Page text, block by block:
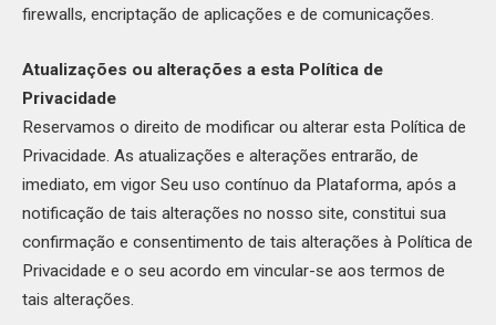
firewalls, encriptação de aplicações e de comunicações.
Atualizações ou alterações a esta Política de
Privacidade
Reservamos o direito de modificar ou alterar esta Política de
Privacidade. As atualizações e alterações entrarão, de
imediato, em vigor Seu uso contínuo da Plataforma, após a
notificação de tais alterações no nosso site, constitui sua
confirmação e consentimento de tais alterações à Política de
Privacidade e o seu acordo em vincular-se aos termos de
tais alterações.